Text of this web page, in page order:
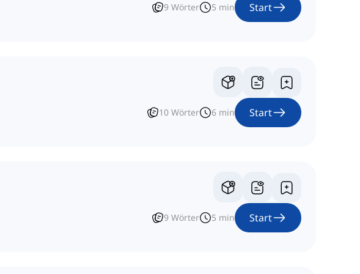
9 Wörter 5 min Start
10 Wörter 6 min Start
9 Wörter 5 min Start